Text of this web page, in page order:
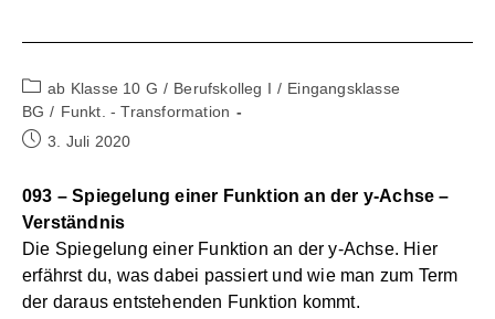
Beitrags-
Kategorie:
ab Klasse 10 G / Berufskolleg I / Eingangsklasse
BG / Funkt. - Transformation
Beitrag3. Juli 2020
093 – Spiegelung einer Funktion an der y-Achse –
Verständnis
Die Spiegelung einer Funktion an der y-Achse. Hier
erfährst du, was dabei passiert und wie man zum Term
der daraus entstehenden Funktion kommt.